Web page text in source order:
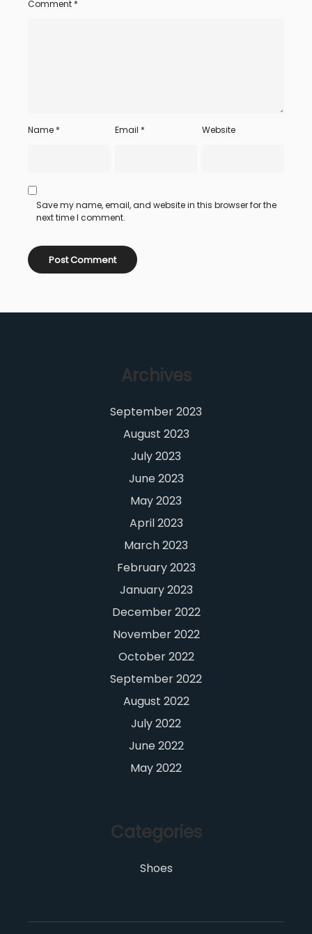
Comment *
Name * Email * Website
Save my name, email, and website in this browser for the
next time I comment.
Archives
September 2023
August 2023
July 2023
June 2023
May 2023
April 2023
March 2023
February 2023
January 2023
December 2022
November 2022
October 2022
September 2022
August 2022
July 2022
June 2022
May 2022
Categories
Shoes